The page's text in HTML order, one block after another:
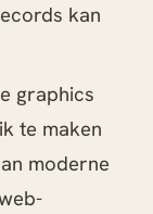
kan
graphics
te maken
moderne